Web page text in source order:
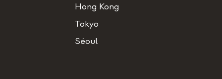
Hong Kong
Tokyo
Séoul